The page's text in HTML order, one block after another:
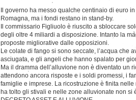
Il governo ha messo qualche centinaio di euro
Romagna, ma i fondi restano in stand-by.
Il commissario Figliuolo è riuscito a sbloccare
degli oltre 4 miliardi a disposizione. Intanto la
proposte migliorative dalle opposizioni.
Le colate di fango si sono seccate, l’acqua che
asciugata, e gli angeli che hanno spalato per
Ma il dramma dell’alluvione non è diventato un
attendono ancora risposte e i soldi promessi, i
famiglie e imprese. La ricostruzione è finita
ha tolto gli stivali e nelle zone alluvionate non si